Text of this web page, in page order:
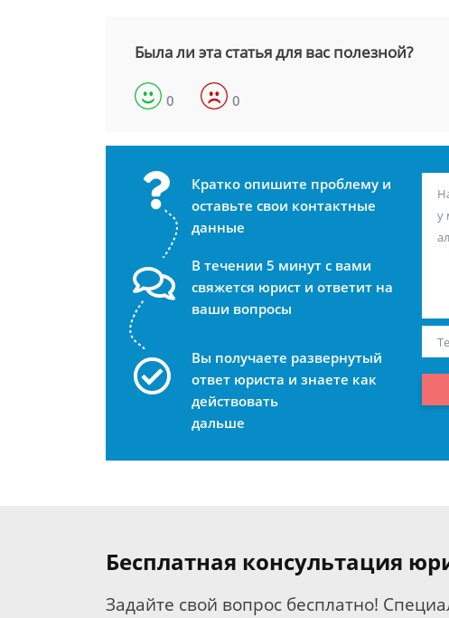
Была ли эта статья для вас полезной?
0 0
Кратко опишите проблему и
оставьте свои контактные
данные
В течении 5 минут с вами
свяжется юрист и ответит на
ваши вопросы
Вы получаете развернутый
ответ юриста и знаете как
действовать
дальше
Бесплатная консультация
Задайте свой вопрос бесплатно!